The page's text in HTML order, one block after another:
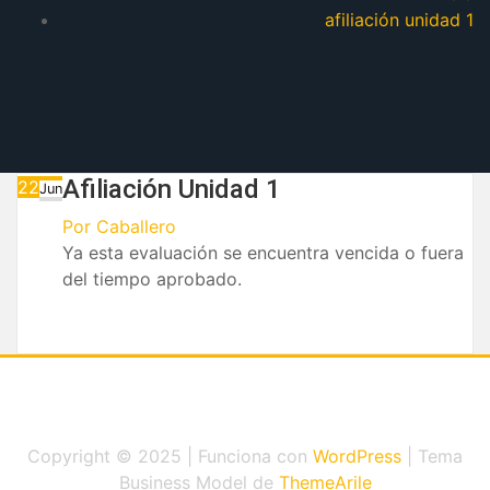
afiliación unidad 1
22JunAfiliación Unidad 1
Por Caballero
Ya esta evaluación se encuentra vencida o fuera
del tiempo aprobado.
Copyright © 2025 | Funciona con WordPress
Tema
Business Model de ThemeArile